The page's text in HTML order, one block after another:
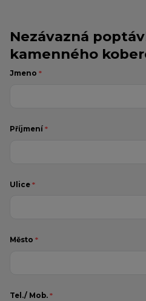
Nezávazná
kamenného
Jmeno *
Příjmení *
Ulice *
Město *
Tel./ Mob. *